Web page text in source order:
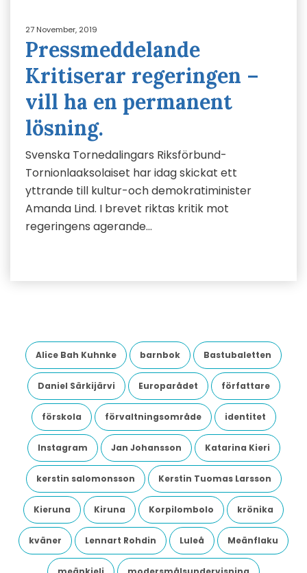
27 November, 2019
Pressmeddelande
Kritiserar regeringen –
vill ha en permanent
lösning.
Svenska Tornedalingars Riksförbund-
Tornionlaaksolaiset har idag skickat ett
yttrande till kultur-och demokratiminister
Amanda Lind. I brevet riktas kritik mot
regeringens agerande…
Alice Bah Kuhnke barnbok Bastubaletten
Daniel Särkijärvi Europarådet författare
förskola förvaltningsområde identitet
Instagram Jan Johansson Katarina Kieri
kerstin salomonsson Kerstin Tuomas Larsson
Kieruna Kiruna Korpilombolo krönika
kväner Lennart Rohdin Luleå Meänflaku